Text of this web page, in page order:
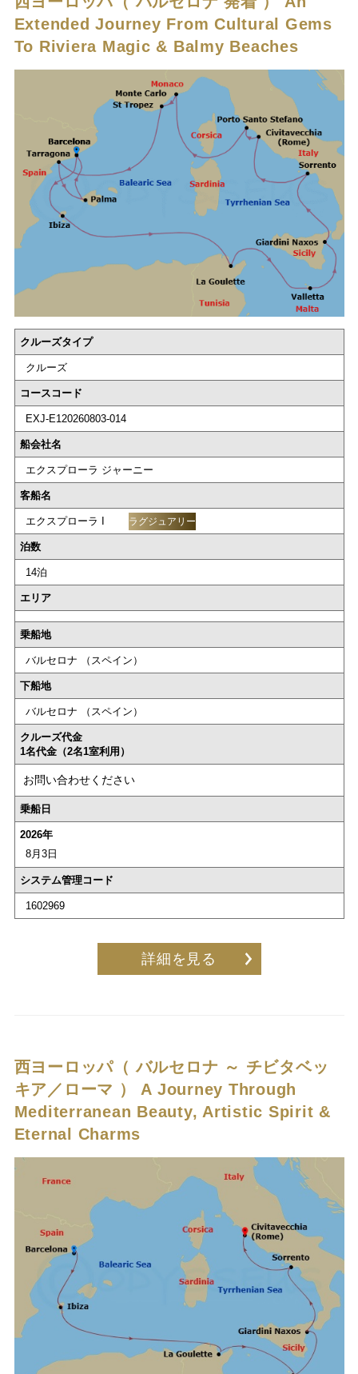
Extended Journey From Cultural Gems
To Riviera Magic & Balmy Beaches
クルーズタイプ
クルーズ
コースコード
EXJ-E120260803-014
船会社名
エクスプローラ ジャーニー
客船名
エクスプローラ I ラグジュアリー
泊数
14泊
エリア
乗船地
バルセロナ （スペイン）
下船地
バルセロナ （スペイン）
クルーズ代金
1名代金（2名1室利用）
お問い合わせください
乗船日
2026年
8月3日
システム管理コード
1602969
詳細を見る
西ヨーロッパ（ バルセロナ ～ チビタベッ
キア／ローマ ） A Journey Through
Mediterranean Beauty, Artistic Spirit &
Eternal Charms